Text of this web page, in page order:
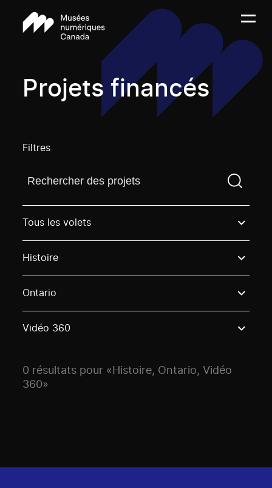
Projets financés
Filtres
Trouvez un projetVous devez saisir un terme de
Tous les volets
Histoire
Ontario
Vidéo 360
0 résultats pour «Histoire, Ontario, Vidéo
360»